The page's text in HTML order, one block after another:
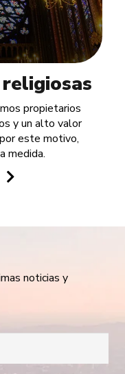
propietarios
y un alto valor
este motivo,
medida.
noticias y